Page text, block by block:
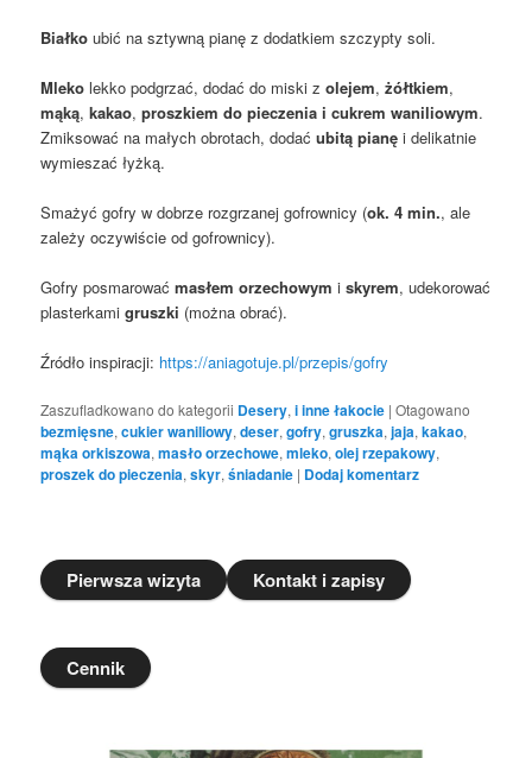
Białko ubić na sztywną pianę z dodatkiem szczypty soli.
Mleko lekko podgrzać, dodać do miski zolejem,żółtkiem,
mąką,kakao,proszkiem do pieczenia i cukrem waniliowym.
Zmiksować na małych obrotach, dodaćubitą pianę i delikatnie
wymieszać łyżką.
Smażyć gofry w dobrze rozgrzanej gofrownicy (ok. 4 min., ale
zależy oczywiście od gofrownicy).
Gofry posmarowaćmasłem orzechowym iskyrem, udekorować
plasterkamigruszki (można obrać).
Źródło inspiracji: https://aniagotuje.pl/przepis/gofry
Zaszufladkowano do kategorii Desery,i inne łakocie |Otagowano
bezmięsne,cukier waniliowy,deser,gofry,gruszka,jaja,kakao,
mąka orkiszowa,masło orzechowe,mleko,olej rzepakowy,
proszek do pieczenia,skyr,śniadanie | Dodaj komentarz
Pierwsza wizyta Kontakt i zapisy
Cennik